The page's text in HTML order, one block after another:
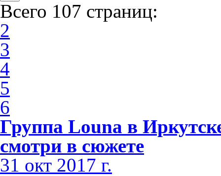
Всего 107 страниц:
2
3
4
5
6
Группа Louna в
смотри в сюжете
31 окт 2017 г.